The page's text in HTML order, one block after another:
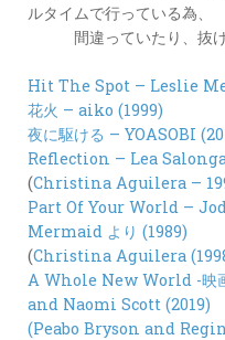
ルタイムで行っている為、
間違っていたり、抜け
Hit The Spot – Leslie
花火 – aiko (1999)
夜に駆ける – YOASOBI
Reflection – Lea
(Christina Aguilera –
Part Of Your World –
Mermaid より (1989)
(Christina Aguilera
A Whole New World -映
and Naomi Scott (2019)
(Peabo Bryson and